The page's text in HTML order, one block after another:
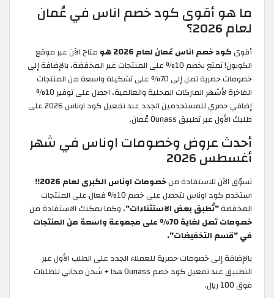
ما هو أقوى كود خصم اناس في عُمان
لعام 2026؟
أقوى كود خصم اناس عُمان لعام 2026 هو
متاح الآن عبر موقع
الكوبون! تمتع بخصم 10% على المنتجات غير المخفضة، بالإضافة إلى
خصومات حصرية تصل إلى 70% على تشكيلة واسعة من المنتجات
الفاخرة لأشهر الماركات المحلية والعالمية، احصل على توفير 10%
إضافي حصري للمستخدمين الجدد عند تفعيل كود اوناس 2026 على
طلبك الأول عبر تطبيق Ounass عُمان.
أحدث عروض وخصومات اوناس في شهر
أغسطس 2026
تسوّق الآن للاستفادة منخصومات اوناس الكبرى لعام 2026!!
استخدم كود اوناس لتحصل على خصم 10% فعال على المنتجات
المخفضة"تُطبق بعض الاستثناءات"، وكما يمكنك الاستفادة من
خصومات تصل لغاية 70% على مجموعة واسعة من المنتجات
في "قسم التخفيضات".
بالإضافة إلى خصومات حصرية للعملاء الجدد على الطلب الأول عبر
التطبيق عند تفعيل كود خصم Ounass هذا + شحن مجاني للطلبات
فوق 100 ريال.